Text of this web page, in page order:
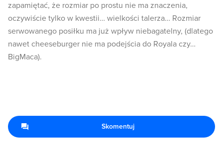
zapamiętać, że rozmiar po prostu nie ma znaczenia,
oczywiście tylko w kwestii… wielkości talerza… Rozmiar
serwowanego posiłku ma już wpływ niebagatelny, (dlatego
nawet cheeseburger nie ma podejścia do Royala czy…
BigMaca).
Skomentuj